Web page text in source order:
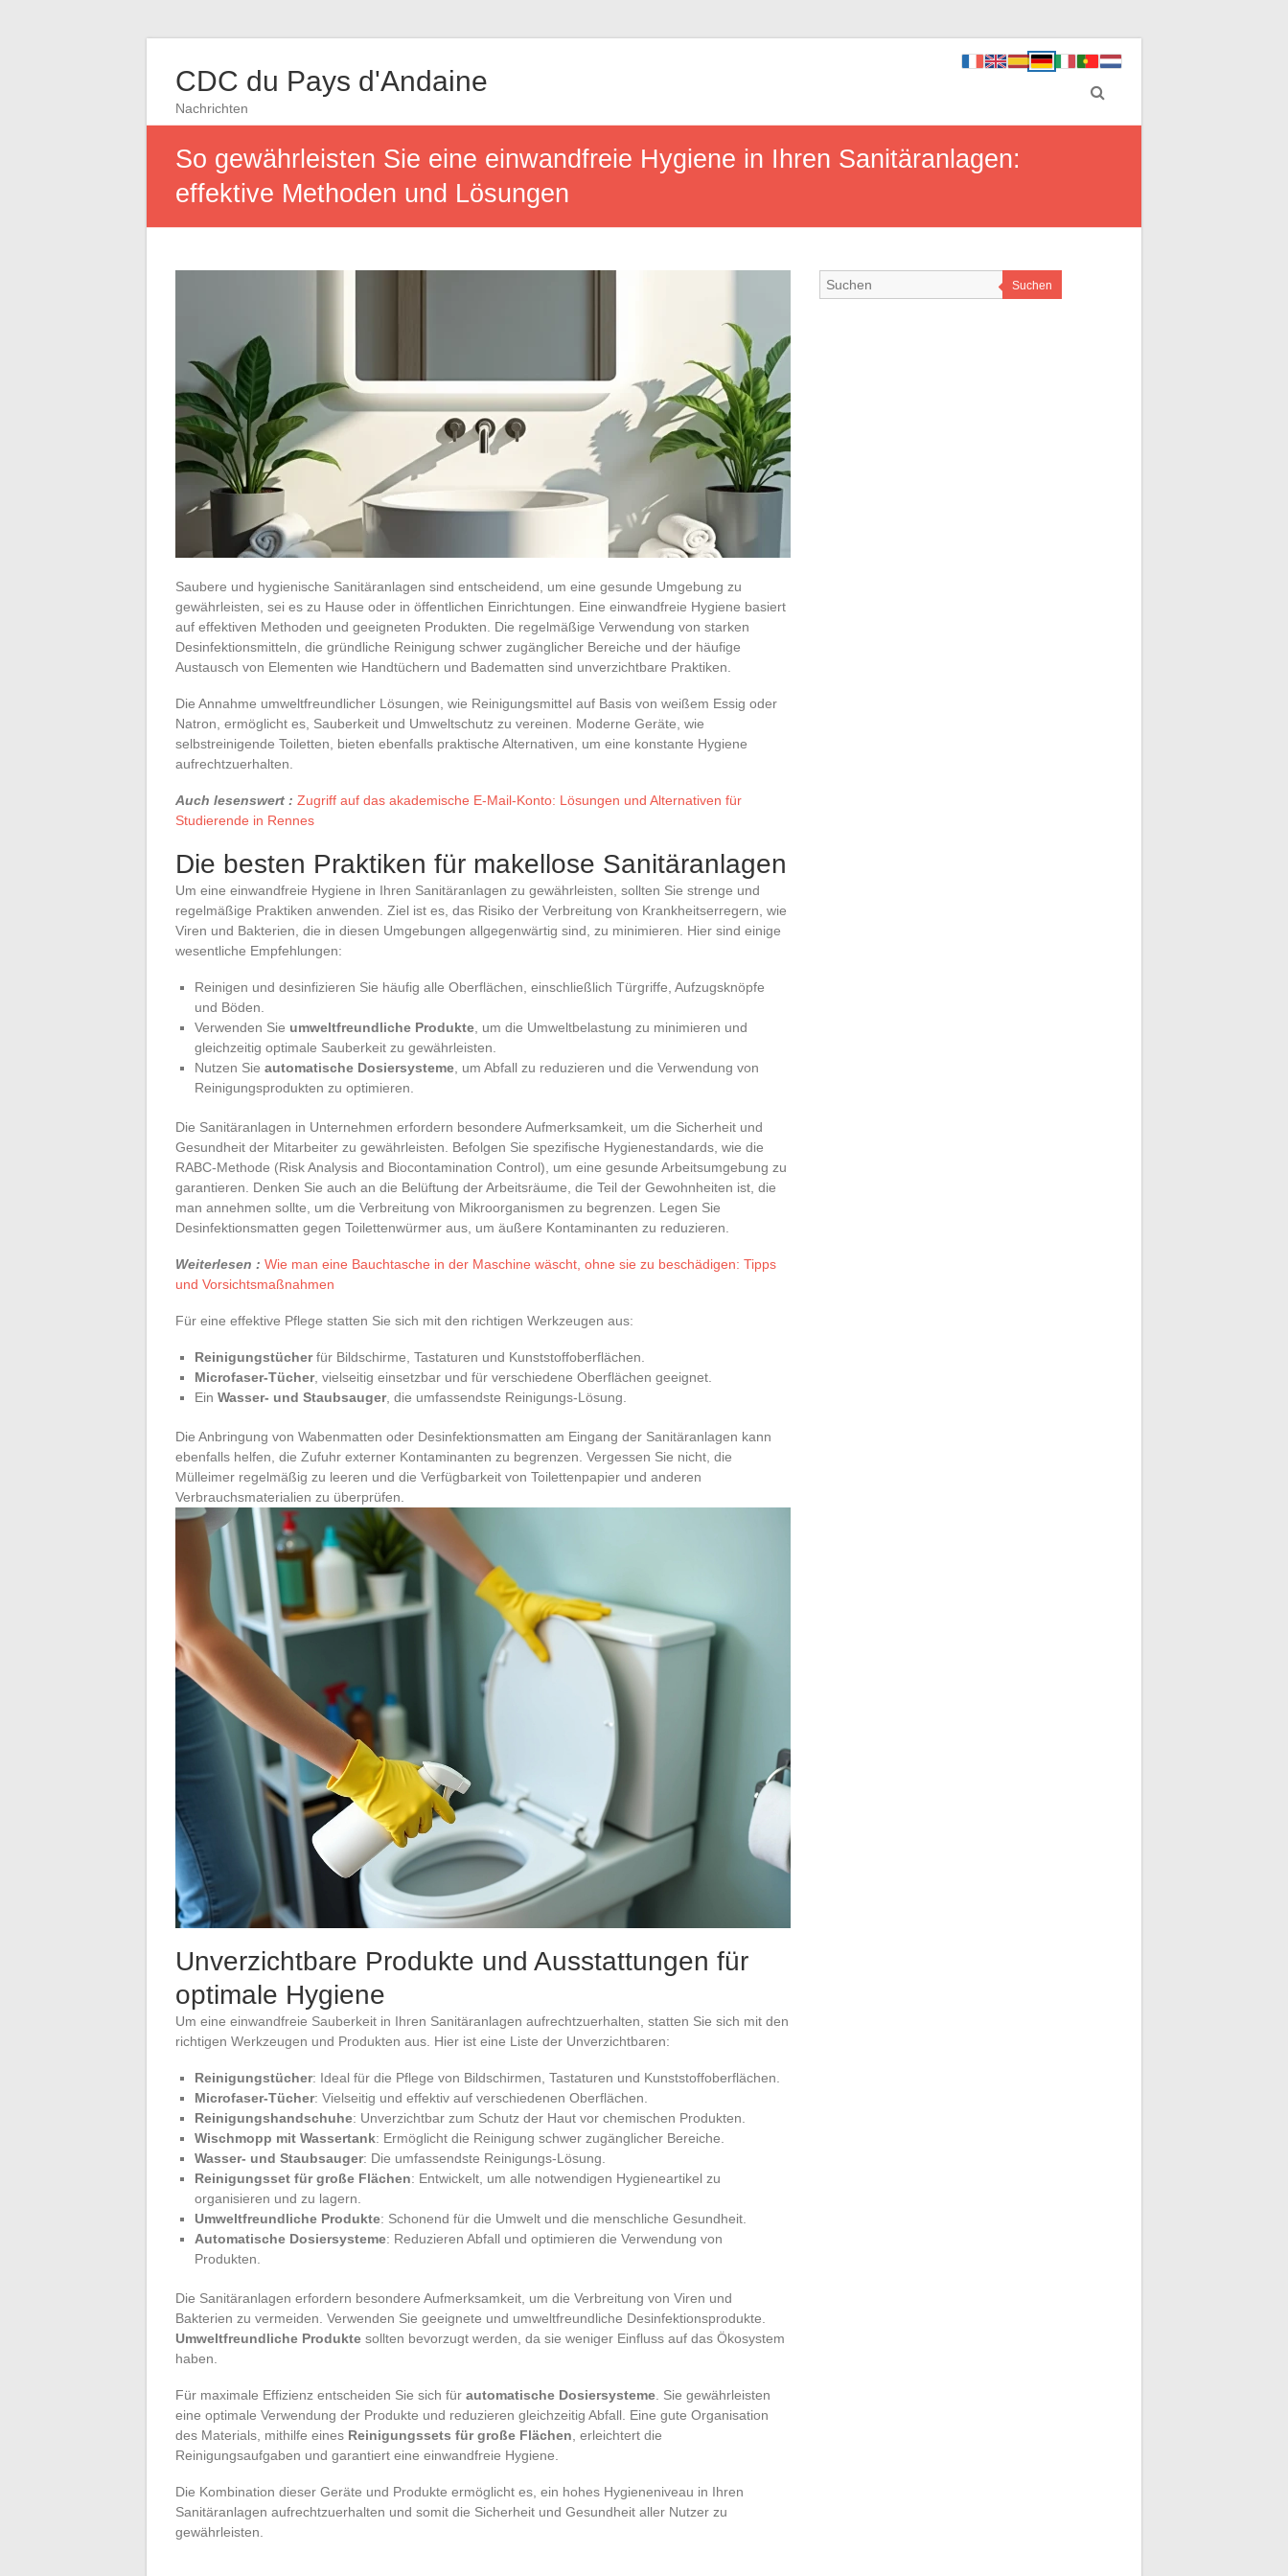
CDC du Pays d'Andaine
Nachrichten
So gewährleisten Sie eine einwandfreie Hygiene in Ihren Sanitäranlagen:
effektive Methoden und Lösungen
Saubere und hygienische Sanitäranlagen sind entscheidend, um eine gesunde Umgebung zu
gewährleisten, sei es zu Hause oder in öffentlichen Einrichtungen. Eine einwandfreie Hygiene basiert
auf effektiven Methoden und geeigneten Produkten. Die regelmäßige Verwendung von starken
Desinfektionsmitteln, die gründliche Reinigung schwer zugänglicher Bereiche und der häufige
Austausch von Elementen wie Handtüchern und Badematten sind unverzichtbare Praktiken.
Die Annahme umweltfreundlicher Lösungen, wie Reinigungsmittel auf Basis von weißem Essig oder
Natron, ermöglicht es, Sauberkeit und Umweltschutz zu vereinen. Moderne Geräte, wie
selbstreinigende Toiletten, bieten ebenfalls praktische Alternativen, um eine konstante Hygiene
aufrechtzuerhalten.
Auch lesenswert : Zugriff auf das akademische E-Mail-Konto: Lösungen und Alternativen für
Studierende in Rennes
Die besten Praktiken für makellose Sanitäranlagen
Um eine einwandfreie Hygiene in Ihren Sanitäranlagen zu gewährleisten, sollten Sie strenge und
regelmäßige Praktiken anwenden. Ziel ist es, das Risiko der Verbreitung von Krankheitserregern, wie
Viren und Bakterien, die in diesen Umgebungen allgegenwärtig sind, zu minimieren. Hier sind einige
wesentliche Empfehlungen:
Reinigen und desinfizieren Sie häufig alle Oberflächen, einschließlich Türgriffe, Aufzugsknöpfe
und Böden.
Verwenden Sie umweltfreundliche Produkte , um die Umweltbelastung zu minimieren und
gleichzeitig optimale Sauberkeit zu gewährleisten.
Nutzen Sie automatische Dosiersysteme , um Abfall zu reduzieren und die Verwendung von
Reinigungsprodukten zu optimieren.
Die Sanitäranlagen in Unternehmen erfordern besondere Aufmerksamkeit, um die Sicherheit und
Gesundheit der Mitarbeiter zu gewährleisten. Befolgen Sie spezifische Hygienestandards, wie die
RABC-Methode (Risk Analysis and Biocontamination Control), um eine gesunde Arbeitsumgebung zu
garantieren. Denken Sie auch an die Belüftung der Arbeitsräume, die Teil der Gewohnheiten ist, die
man annehmen sollte, um die Verbreitung von Mikroorganismen zu begrenzen. Legen Sie
Desinfektionsmatten gegen Toilettenwürmer aus, um äußere Kontaminanten zu reduzieren.
Weiterlesen : Wie man eine Bauchtasche in der Maschine wäscht, ohne sie zu beschädigen: Tipps
und Vorsichtsmaßnahmen
Für eine effektive Pflege statten Sie sich mit den richtigen Werkzeugen aus:
Reinigungstücherfür Bildschirme, Tastaturen und Kunststoffoberflächen.
Microfaser-Tücher, vielseitig einsetzbar und für verschiedene Oberflächen geeignet.
Ein Wasser- und Staubsauger, die umfassendste Reinigungs-Lösung.
Die Anbringung von Wabenmatten oder Desinfektionsmatten am Eingang der Sanitäranlagen kann
ebenfalls helfen, die Zufuhr externer Kontaminanten zu begrenzen. Vergessen Sie nicht, die
Mülleimer regelmäßig zu leeren und die Verfügbarkeit von Toilettenpapier und anderen
Verbrauchsmaterialien zu überprüfen.
Unverzichtbare Produkte und Ausstattungen für
optimale Hygiene
Um eine einwandfreie Sauberkeit in Ihren Sanitäranlagen aufrechtzuerhalten, statten Sie sich mit den
richtigen Werkzeugen und Produkten aus. Hier ist eine Liste der Unverzichtbaren:
Reinigungstücher: Ideal für die Pflege von Bildschirmen, Tastaturen und Kunststoffoberflächen.
Microfaser-Tücher: Vielseitig und effektiv auf verschiedenen Oberflächen.
Reinigungshandschuhe: Unverzichtbar zum Schutz der Haut vor chemischen Produkten.
Wischmopp mit Wassertank: Ermöglicht die Reinigung schwer zugänglicher Bereiche.
Wasser- und Staubsauger: Die umfassendste Reinigungs-Lösung.
Reinigungsset für große Flächen: Entwickelt, um alle notwendigen Hygieneartikel zu
organisieren und zu lagern.
Umweltfreundliche Produkte: Schonend für die Umwelt und die menschliche Gesundheit.
Automatische Dosiersysteme: Reduzieren Abfall und optimieren die Verwendung von
Produkten.
Die Sanitäranlagen erfordern besondere Aufmerksamkeit, um die Verbreitung von Viren und
Bakterien zu vermeiden. Verwenden Sie geeignete und umweltfreundliche Desinfektionsprodukte.
Umweltfreundliche Produkte sollten bevorzugt werden, da sie weniger Einfluss auf das Ökosystem
haben.
Für maximale Effizienz entscheiden Sie sich für automatische Dosiersysteme . Sie gewährleisten
eine optimale Verwendung der Produkte und reduzieren gleichzeitig Abfall. Eine gute Organisation
des Materials, mithilfe eines Reinigungssets für große Flächen , erleichtert die
Reinigungsaufgaben und garantiert eine einwandfreie Hygiene.
Die Kombination dieser Geräte und Produkte ermöglicht es, ein hohes Hygieneniveau in Ihren
Sanitäranlagen aufrechtzuerhalten und somit die Sicherheit und Gesundheit aller Nutzer zu
gewährleisten.
Suchen